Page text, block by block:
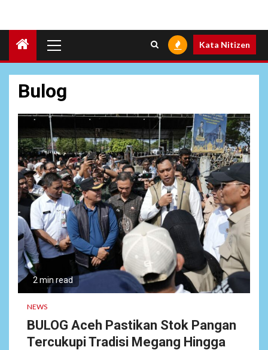
Menu
Kata Nitizen
Bulog
2 min read
NEWS
BULOG Aceh Pastikan Stok Pangan
Tercukupi Tradisi Megang Hingga